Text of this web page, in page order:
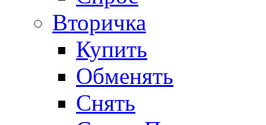
Вторичка
Купить
Обменять
Снять